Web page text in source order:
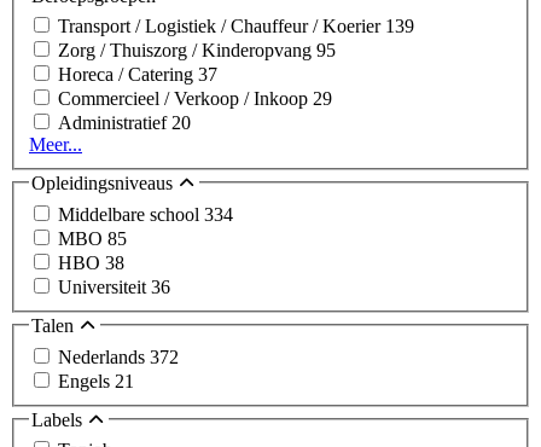
Transport / Logistiek / Chauffeur / Koerier 139
Zorg / Thuiszorg / Kinderopvang 95
Horeca / Catering 37
Commercieel / Verkoop / Inkoop 29
Administratief20
Meer...
Opleidingsniveaus
Middelbare school 334
MBO 85
HBO 38
Universiteit 36
Talen
Nederlands 372
Engels 21
Labels